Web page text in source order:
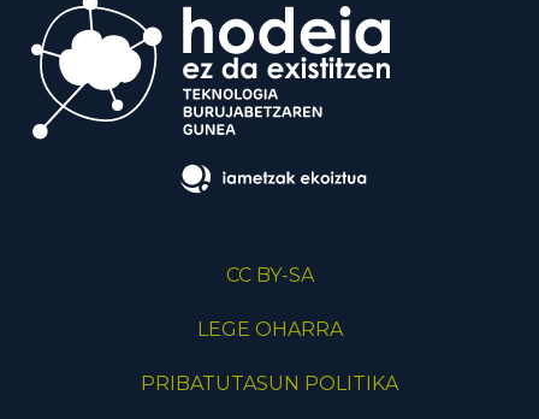
CC BY-SA
LEGE OHARRA
PRIBATUTASUN POLITIKA